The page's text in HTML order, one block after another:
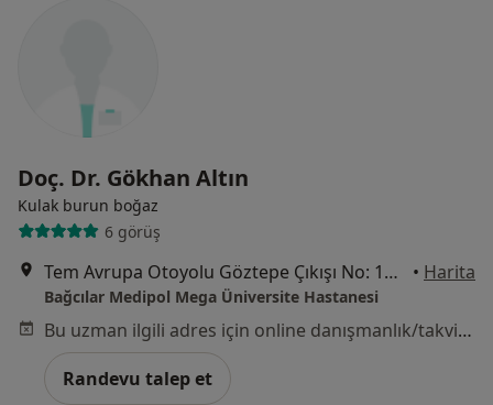
Doç. Dr. Gökhan Altın
Kulak burun boğaz
6 görüş
Tem Avrupa Otoyolu Göztepe Çıkışı No: 1Bağcılar, İstanbul • Harita
Bağcılar Medipol Mega Üniversite Hastanesi
Bu uzman ilgili adres için online danışmanlık/takvim sunmuyor.
Randevu talep et